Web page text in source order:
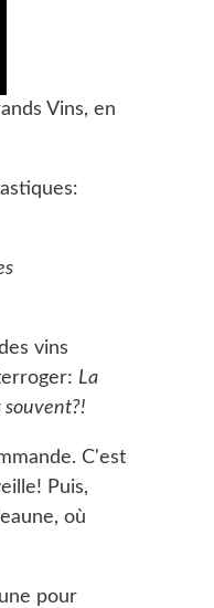
Vins, en
vins
La
souvent?!
C'est
Puis,
où
pour